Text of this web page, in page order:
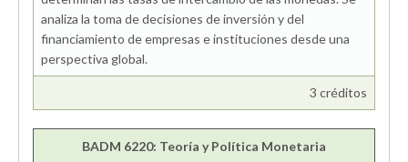
analiza la toma de decisiones de inversión y del
financiamiento de empresas e instituciones desde una
perspectiva global.
3 créditos
BADM 6220: Teoría y Política Monetaria